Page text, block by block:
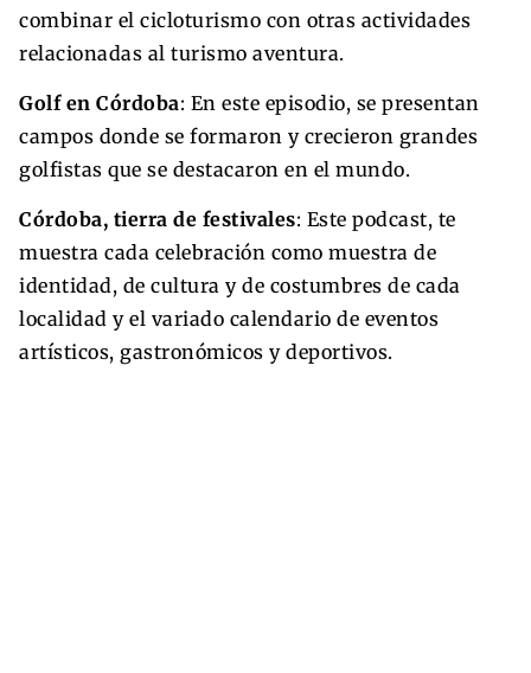
combinar el cicloturismo con otras actividades
relacionadas al turismo aventura.
Golf en Córdoba: En este episodio, se presentan
campos donde se formaron y crecieron grandes
golfistas que se destacaron en el mundo.
Córdoba, tierra de festivales: Este podcast, te
muestra cada celebración como muestra de
identidad, de cultura y de costumbres de cada
localidad y el variado calendario de eventos
artísticos, gastronómicos y deportivos.